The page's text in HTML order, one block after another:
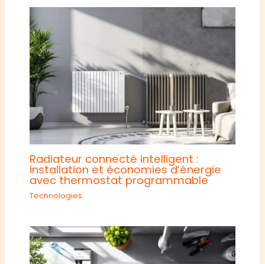
Radiateur connecté intelligent :
installation et économies d’énergie
avec thermostat programmable
Technologies